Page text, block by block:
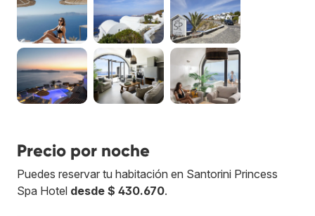
Precio por noche
Puedes reservar tu habitación en Santorini Princess
Spa Hotel desde $ 430.670.